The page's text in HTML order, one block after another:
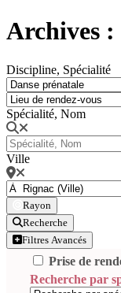
Archives :
Discipline, Spécialité
Spécialité, Nom
Ville
Rayon
Recherche
Filtres Avancés
Prise de
Recherche par